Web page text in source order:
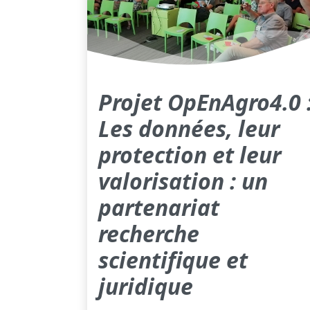
Projet OpEnAgro4.0
Les données, leur
protection et leur
valorisation : un
partenariat
recherche
scientifique et
juridique